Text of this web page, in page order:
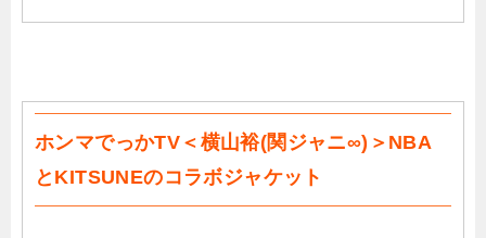
ホンマでっかTV＜横山裕(関ジャニ∞)＞NBA
とKITSUNEのコラボジャケット